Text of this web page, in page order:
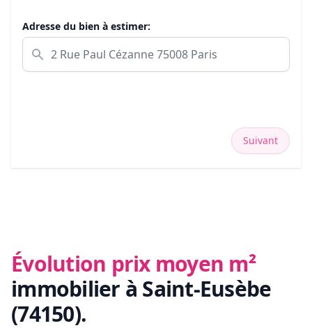
Adresse du bien à estimer:
Suivant
Évolution prix moyen m²
immobilier à Saint-Eusèbe
(74150).